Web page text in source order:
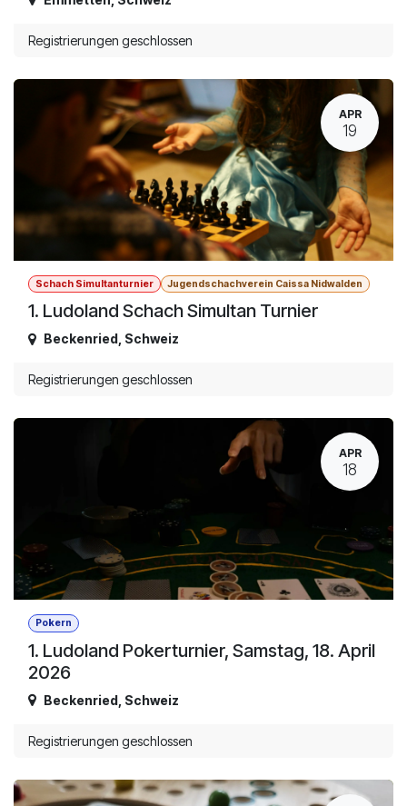
Registrierungen geschlossen
APR
19
Schach Simultanturnier Jugendschachverein Caissa Nidwalden
1. Ludoland Schach Simultan Turnier
Beckenried Schweiz
Registrierungen geschlossen
APR
18
Pokern
1. Ludoland Pokerturnier, Samstag, 18. April
2026
Beckenried Schweiz
Registrierungen geschlossen